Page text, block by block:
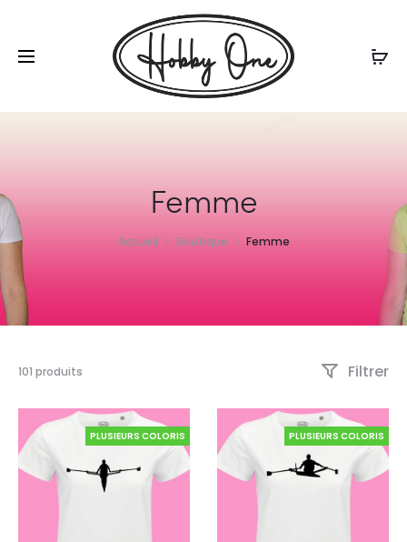
Femme
Accueil Boutique Femme
101 produits Filtrer
PLUSIEURS COLORIS PLUSIEURS COLORIS